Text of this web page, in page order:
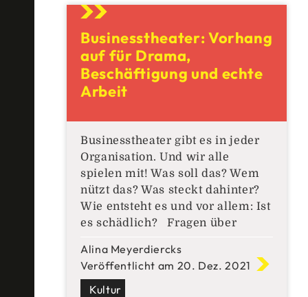
entwirren wir das Thema ein
Systemtheorie gesprochen, dann
wird unter
Businesstheater: Vorhang
auf für Drama,
Beschäftigung und echte
Arbeit
Businesstheater gibt es in jeder
Organisation. Und wir alle
spielen mit! Was soll das? Wem
nützt das? Was steckt dahinter?
Wie entsteht es und vor allem: Ist
es schädlich? Fragen über
aber schon wieder alle Plätze
ausverkauft sind, bleib dran, setz
dich hin und schalte den
Alina Meyerdiercks
Veröffentlicht am 20. Dez. 2021
Kultur